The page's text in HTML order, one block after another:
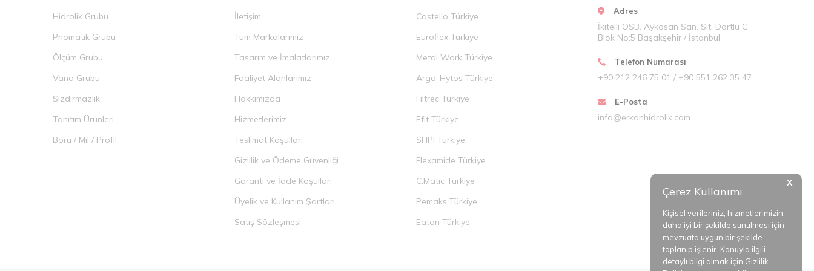
X
Çerez Kullanımı
Kişisel verileriniz, hizmetlerimizin
daha iyi bir şekilde sunulması için
mevzuata uygun bir şekilde
toplanıp işlenir. Konuyla ilgili
detaylı bilgi almak için Gizlilik
Hidrolik Grubu
Pnömatik Grubu
Ölçüm Grubu
Vana Grubu
Sızdırmazlık
Tanıtım Ürünleri
Boru / Mil / Profil
İletişim
Tüm Markalarımız
Tasarım ve İmalatlarımız
Faaliyet Alanlarımız
Hakkımızda
Hizmetlerimiz
Teslimat Koşulları
Gizlilik ve Ödeme Güvenliği
Garanti ve İade Koşulları
Üyelik ve Kullanım Şartları
Satış Sözleşmesi
Castello Türkiye
Euroflex Türkiye
Metal Work Türkiye
Argo-Hytos Türkiye
Filtrec Türkiye
Efit Türkiye
SHPI Türkiye
Flexamide Türkiye
C.Matic Türkiye
Pemaks Türkiye
Eaton Türkiye
Adres
İkitelli OSB. Aykosan San. Sit. Dörtlü C
Blok No:5 Başakşehir / İstanbul
Telefon Numarası
+90 212 246 75 01 / +90 551 262 35 47
E-Posta
info@erkanhidrolik.com